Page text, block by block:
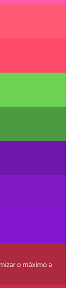
o máximo a